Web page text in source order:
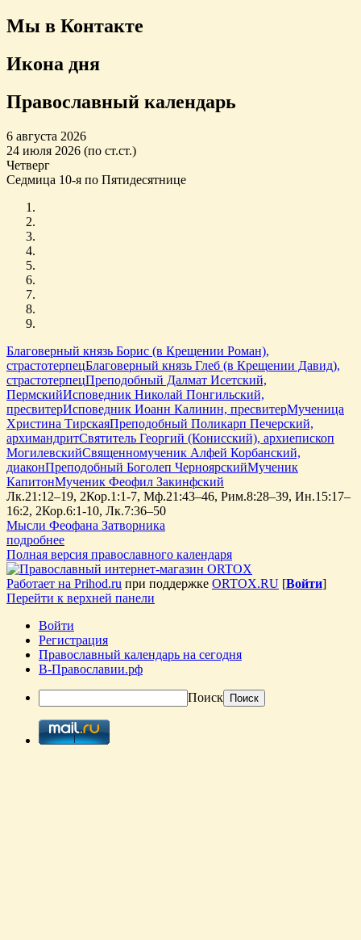
Мы в Контакте
Икона дня
Православный календарь
6 августа 2026
24 июля 2026 (по ст.ст.)
Четверг
Седмица 10-я по Пятидесятнице
Благоверный князь Борис (в Крещении Роман),
страстотерпецБлаговерный князь Глеб (в Крещении Давид),
страстотерпецПреподобный Далмат Исетский,
ПермскийИсповедник Николай Понгильский,
пресвитерИсповедник Иоанн Калинин, пресвитерМученица
Христина ТирскаяПреподобный Поликарп Печерский,
архимандритСвятитель Георгий (Конисский), архиепископ
МогилевскийСвященномученик Алфей Корбанский,
диаконПреподобный Боголеп ЧерноярскийМученик
КапитонМученик Феофил Закинфский
Лк.21:12–19, 2Кор.1:1-7, Мф.21:43–46, Рим.8:28–39, Ин.15:17–
16:2, 2Кор.6:1-10, Лк.7:36–50
Мысли Феофана Затворника
подробнее
Полная версия православного календаря
Работает на Prihod.ru при поддержке ORTOX.RU [Войти]
Перейти к верхней панели
Войти
Регистрация
Православный календарь на сегодня
В-Православии.рф
Поиск